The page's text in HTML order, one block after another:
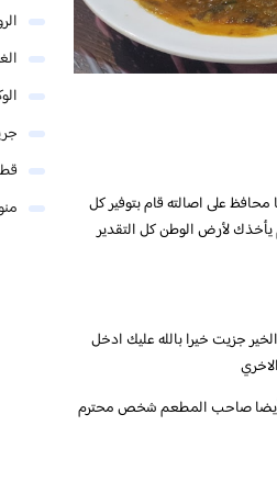
واعرق المطاعم السودانيه اداره حكيمه مستمره على مدار قرابة ٣٥ عاما محافظ على اصالته قام بتوفير كل
يأخذك لأرض الوطن كل التقدير
جزيت خيرا بالله عليك ادخل
صاحب المطعم شخص محترم